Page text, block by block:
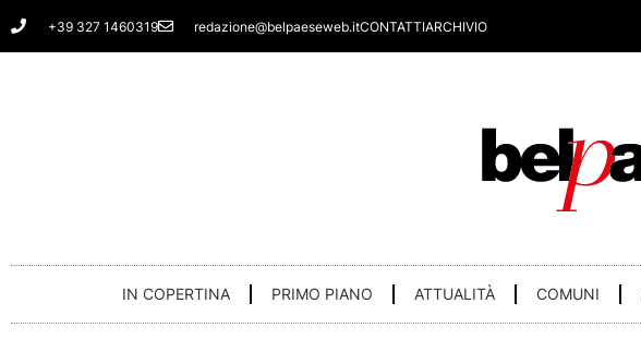
Vai
al
+39 327 1460319 redazione@belpaeseweb.itCONTATTIARCHIVIO
IN COPERTINA PRIMO PIANO ATTUALITÀ COMUNI